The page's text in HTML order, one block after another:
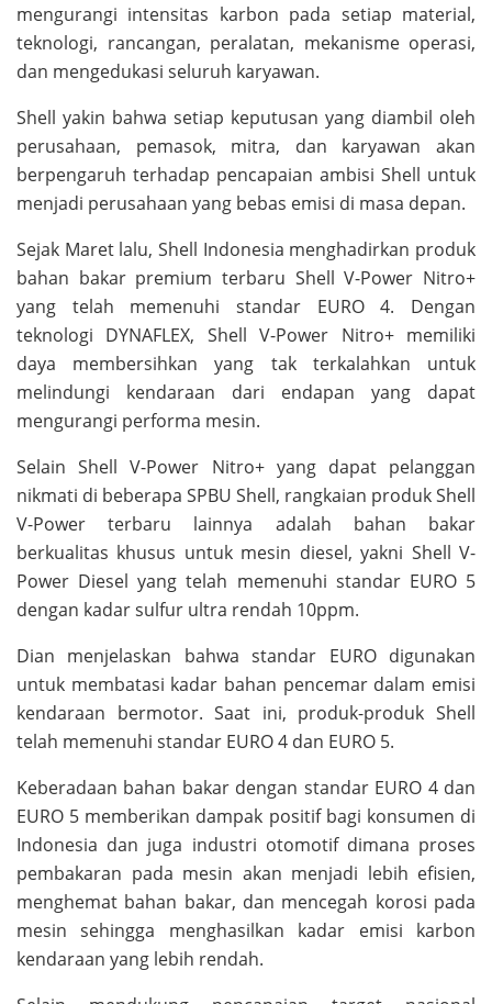
mengurangi intensitas karbon pada setiap material,
teknologi, rancangan, peralatan, mekanisme operasi,
dan mengedukasi seluruh karyawan.
Shell yakin bahwa setiap keputusan yang diambil oleh
perusahaan, pemasok, mitra, dan karyawan akan
berpengaruh terhadap pencapaian ambisi Shell untuk
menjadi perusahaan yang bebas emisi di masa depan.
Sejak Maret lalu, Shell Indonesia menghadirkan produk
bahan bakar premium terbaru Shell V-Power Nitro+
yang telah memenuhi standar EURO 4. Dengan
teknologi DYNAFLEX, Shell V-Power Nitro+ memiliki
daya membersihkan yang tak terkalahkan untuk
melindungi kendaraan dari endapan yang dapat
mengurangi performa mesin.
Selain Shell V-Power Nitro+ yang dapat pelanggan
nikmati di beberapa SPBU Shell, rangkaian produk Shell
V-Power terbaru lainnya adalah bahan bakar
berkualitas khusus untuk mesin diesel, yakni Shell V-
Power Diesel yang telah memenuhi standar EURO 5
dengan kadar sulfur ultra rendah 10ppm.
Dian menjelaskan bahwa standar EURO digunakan
untuk membatasi kadar bahan pencemar dalam emisi
kendaraan bermotor. Saat ini, produk-produk Shell
telah memenuhi standar EURO 4 dan EURO 5.
Keberadaan bahan bakar dengan standar EURO 4 dan
EURO 5 memberikan dampak positif bagi konsumen di
Indonesia dan juga industri otomotif dimana proses
pembakaran pada mesin akan menjadi lebih efisien,
menghemat bahan bakar, dan mencegah korosi pada
mesin sehingga menghasilkan kadar emisi karbon
kendaraan yang lebih rendah.